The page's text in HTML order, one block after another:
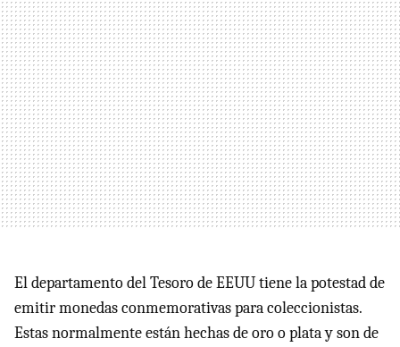
El departamento del Tesoro de EEUU tiene la potestad de
emitir monedas conmemorativas para coleccionistas.
Estas normalmente están hechas de oro o plata y son de